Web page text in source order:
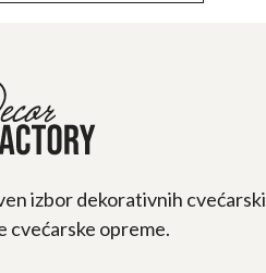
izbor dekorativnih
cvećarske opreme.